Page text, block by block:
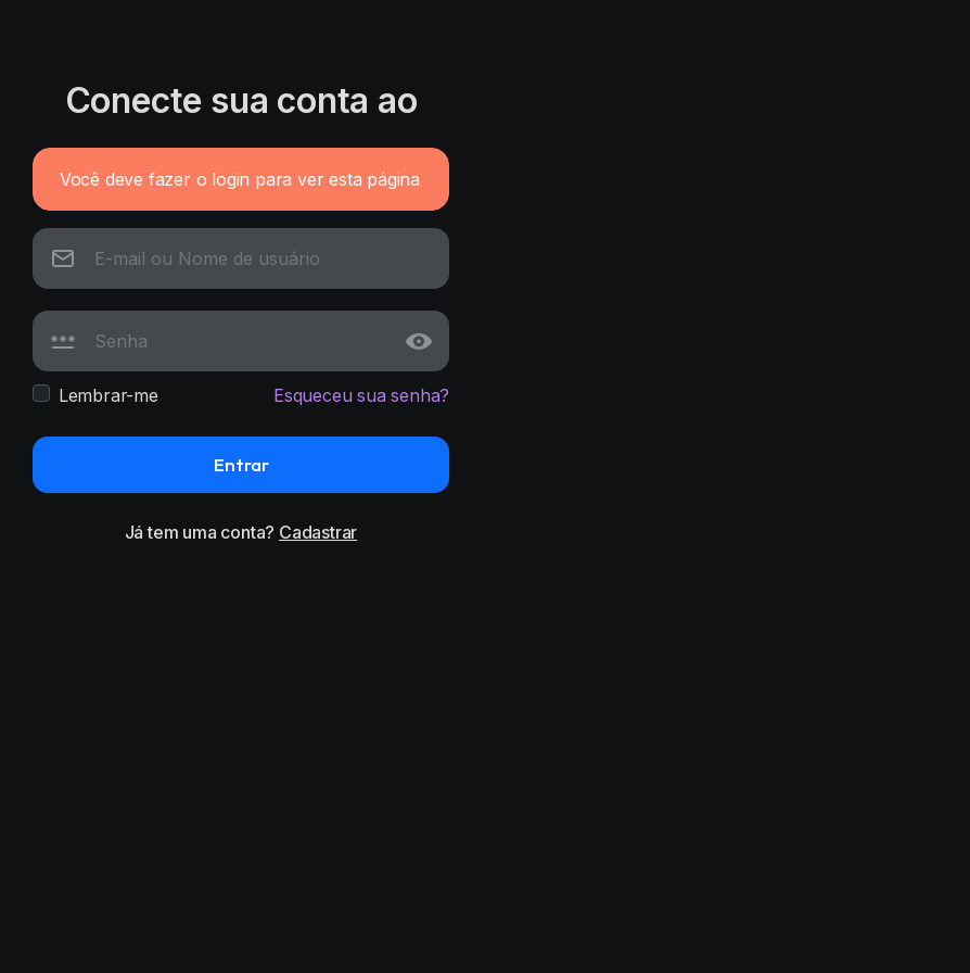
Conecte sua conta ao
Você deve fazer o login para ver esta página
Lembrar-me Esqueceu sua senha?
Entrar
Já tem uma conta? Cadastrar